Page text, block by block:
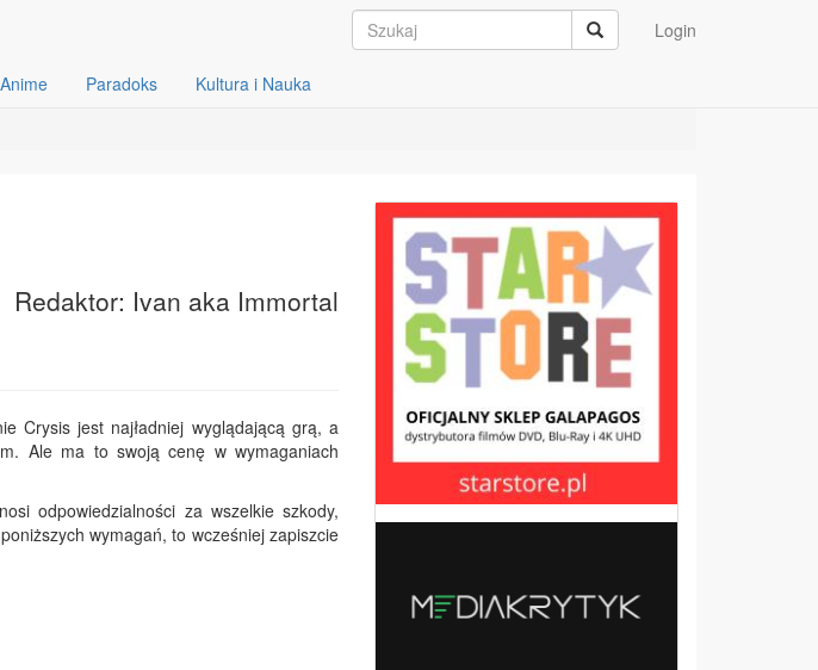
Login
Paradoks
Kultura i Nauka
Redaktor: Ivan aka Immortal
Crysis jest najładniej wyglądającą grą, a
Ale ma to swoją cenę w wymaganiach
odpowiedzialności za wszelkie szkody,
wymagań, to wcześniej zapiszcie